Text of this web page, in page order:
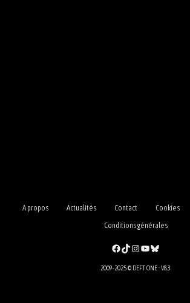
A propos Actualités Contact Cookies
Conditions générales
Facebook
TikTok
Instagram
YouTube
Bluesky
2009-2025 © DEFT ONE · V8.3